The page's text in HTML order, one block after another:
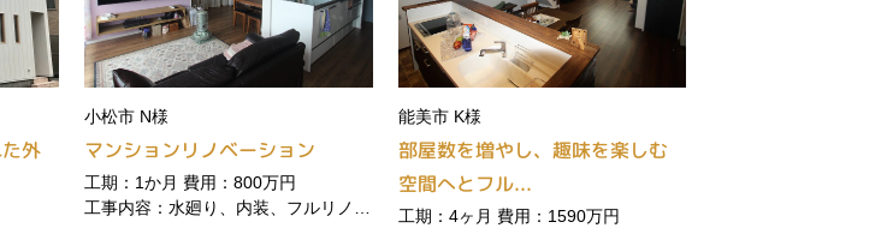
外
小松市 N様
マンションリノベーション
工期：1か月 費用：800万円
工事内容：水廻り、内装、フルリノベ
能美市 K様
部屋数を増やし、趣味を楽しむ
空間へとフル...
工期：4ヶ月 費用：1590万円